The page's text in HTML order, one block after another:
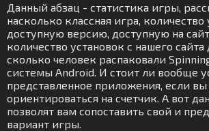
Данный абзац - статистика игры,
насколько классная игра, количество
доступную версию, доступную на
количество установок с нашего сайта
сколько человек распаковали
системы Android. И стоит ли вообще
представленное приложения, если вы
ориентироваться на счетчик. А вот
позволят вам сопоставить свой и
вариант игры.